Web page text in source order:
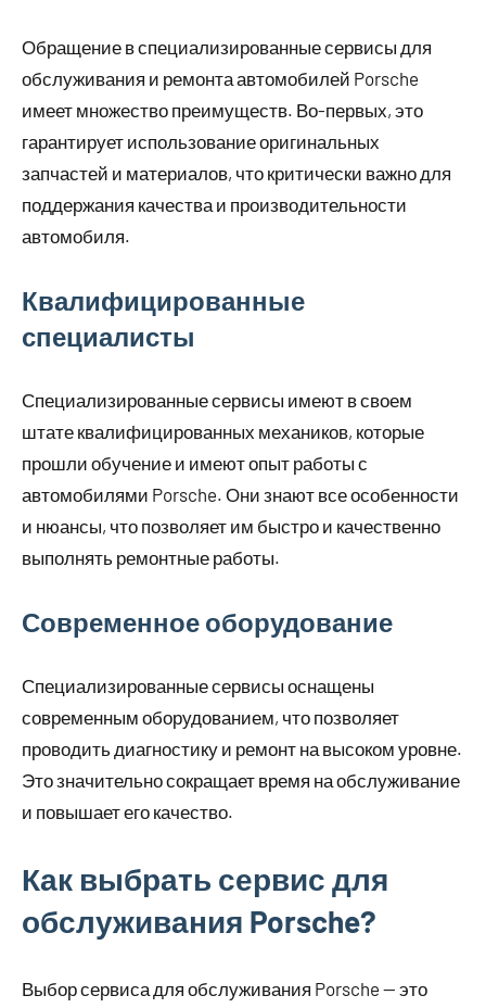
Обращение в специализированные сервисы для
обслуживания и ремонта автомобилей Porsche
имеет множество преимуществ. Во-первых, это
гарантирует использование оригинальных
запчастей и материалов, что критически важно для
поддержания качества и производительности
автомобиля.
Квалифицированные
специалисты
Специализированные сервисы имеют в своем
штате квалифицированных механиков, которые
прошли обучение и имеют опыт работы с
автомобилями Porsche. Они знают все особенности
и нюансы, что позволяет им быстро и качественно
выполнять ремонтные работы.
Современное оборудование
Специализированные сервисы оснащены
современным оборудованием, что позволяет
проводить диагностику и ремонт на высоком уровне.
Это значительно сокращает время на обслуживание
и повышает его качество.
Как выбрать сервис для
обслуживания Porsche?
Выбор сервиса для обслуживания Porsche — это